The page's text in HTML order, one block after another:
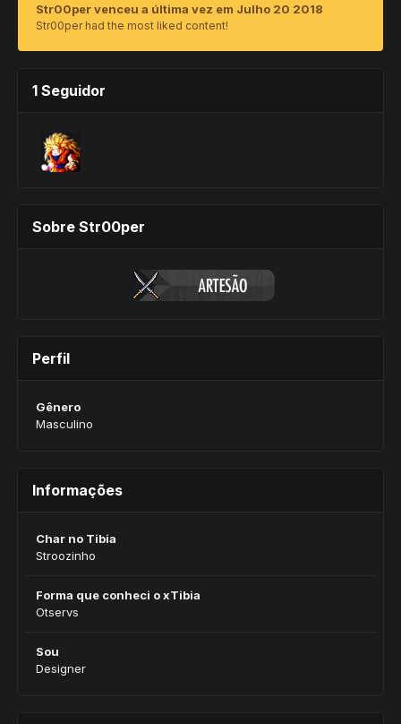
Str00per venceu a última vez em Julho 20 2018
Str00per had the most liked content!
1 Seguidor
Sobre Str00per
Perfil
Gênero
Masculino
Informações
Char no Tibia
Stroozinho
Forma que conheci o xTibia
Otservs
Sou
Designer